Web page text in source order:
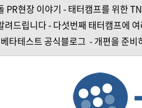
PR현장 이야기 -태터캠프를 위한
려드립니다-다섯번째 태터캠프에
타테스트 공식블로그 -개편을 준비